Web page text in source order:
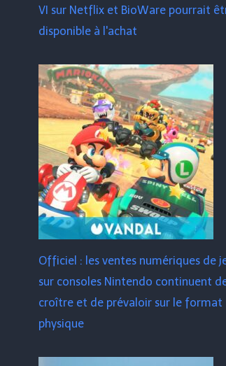
VI sur Netflix et BioWare pourrait
disponible à l'achat
Officiel : les ventes numériques de
sur consoles Nintendo continuent
croître et de prévaloir sur le format
physique